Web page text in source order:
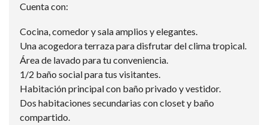
Cuenta con:
Cocina, comedor y sala amplios y elegantes.
Una acogedora terraza para disfrutar del clima tropical.
Área de lavado para tu conveniencia.
1/2 baño social para tus visitantes.
Habitación principal con baño privado y vestidor.
Dos habitaciones secundarias con closet y baño
compartido.